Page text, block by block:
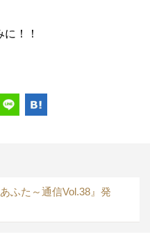
！！
ふた～通信Vol.38』発